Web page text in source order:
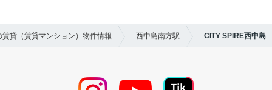
貸（賃貸マンション）物件情報 西中島南方駅 CITY SPIRE西中島